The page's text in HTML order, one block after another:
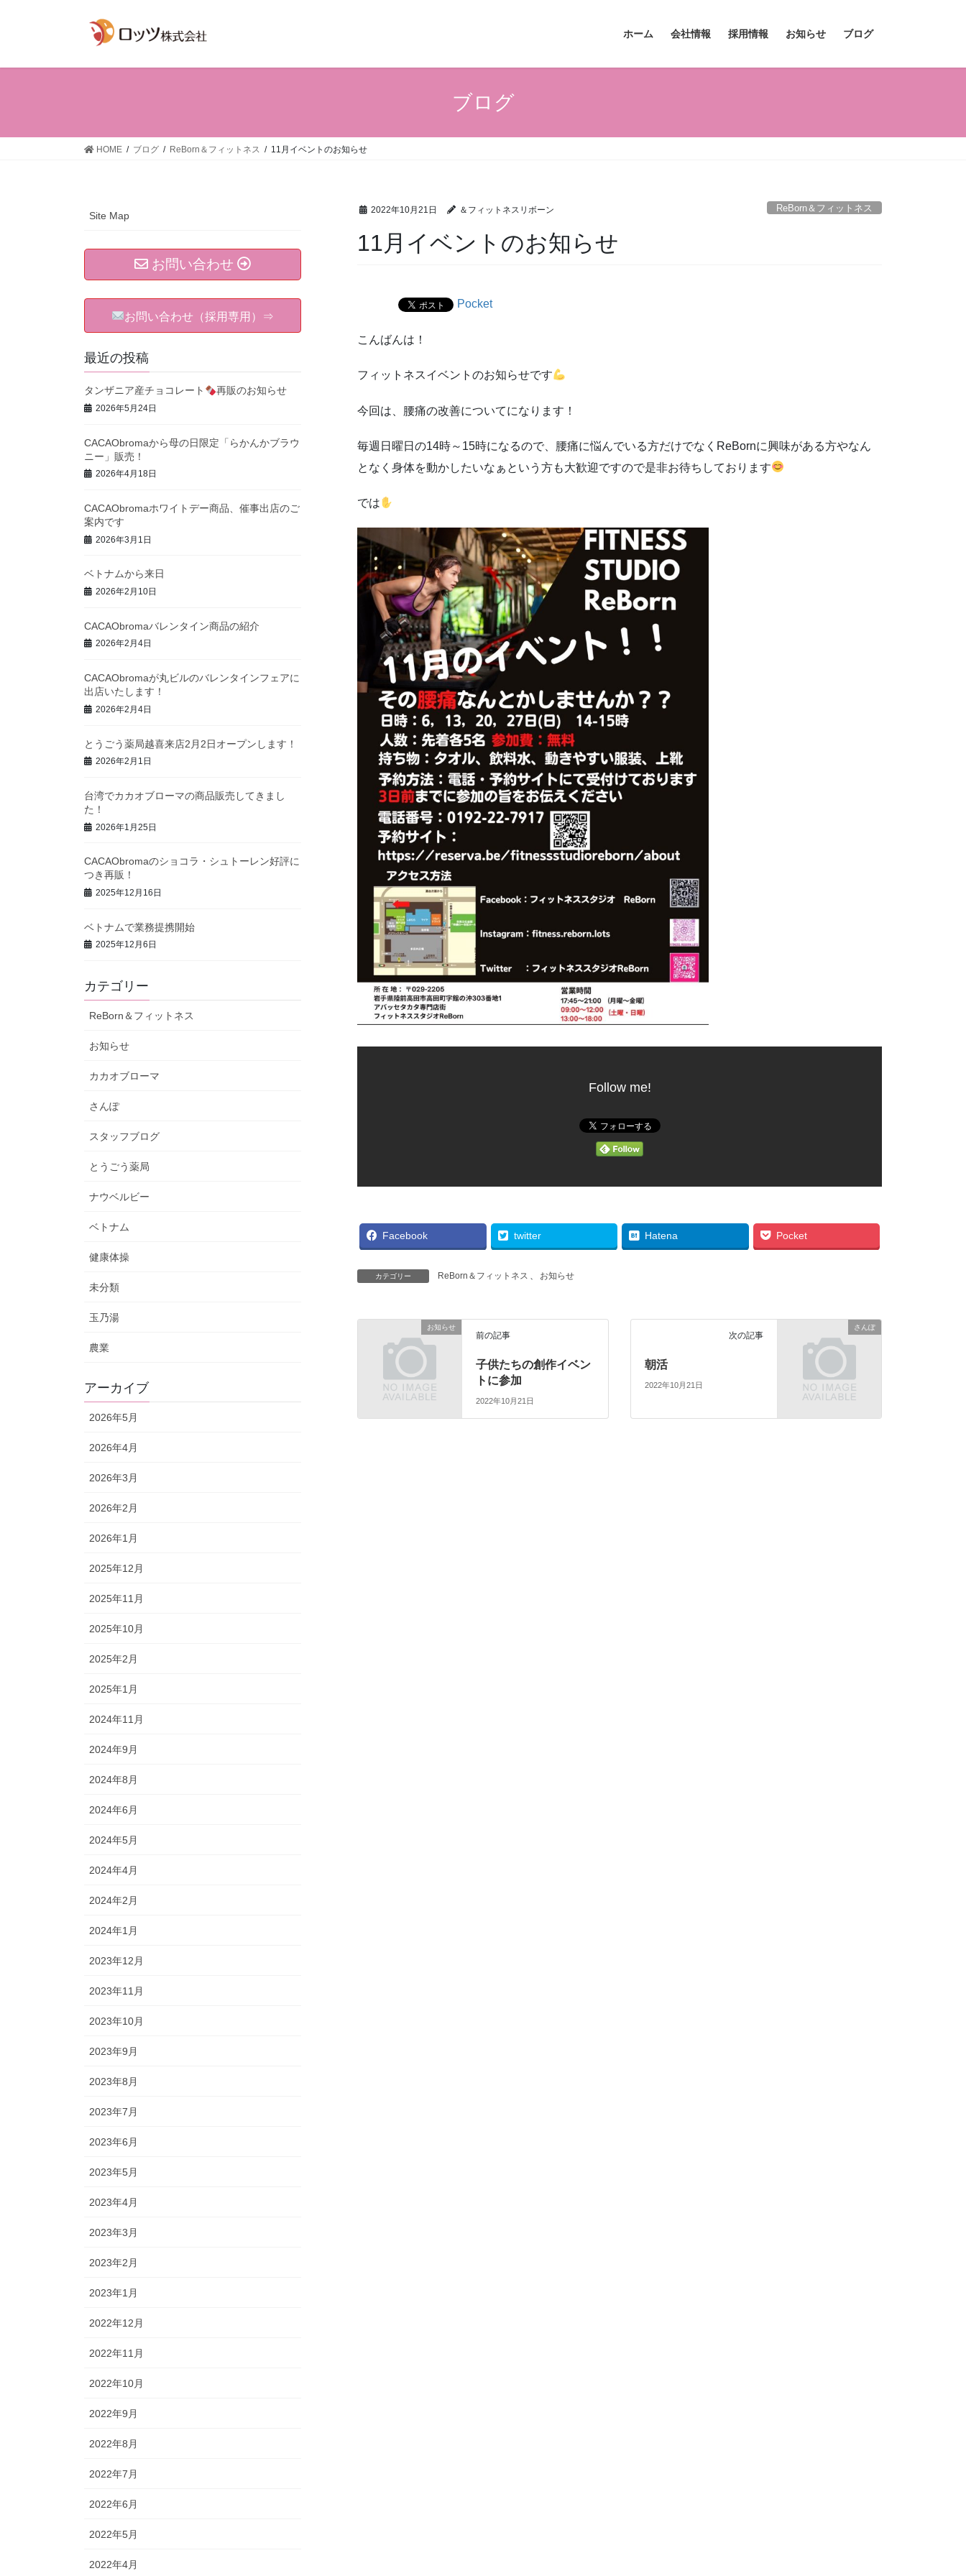
ホーム 会社情報 採用情報 お知らせ ブログ
ブログ
HOME ブログ ReBorn＆フィットネス 11月イベントのお知らせ
2022年10月21日 ＆フィットネスリボーン ReBorn＆フィットネス
11月イベントのお知らせ
Pocket
こんばんは！
フィットネスイベントのお知らせです
今回は、腰痛の改善についてになります！
毎週日曜日の14時～15時になるので、腰痛に悩んでいる方だけでなくReBornに興味がある方やなん
となく身体を動かしたいなぁという方も大歓迎ですので是非お待ちしております
では
Follow me!
Facebook twitter Hatena Pocket
カテゴリー ReBorn＆フィットネス お知らせ
お知らせ
前の記事
子供たちの創作イベン
トに参加
2022年10月21日
さんぽ
次の記事
朝活
2022年10月21日
Site Map
お問い合わせ
お問い合わせ（採用専用）⇒
最近の投稿
タンザニア産チョコレート 再販のお知らせ
2026年5月24日
CACAObromaから母の日限定「らかんかブラウ
ニー」販売！
2026年4月18日
CACAObromaホワイトデー商品、催事出店のご
案内です
2026年3月1日
ベトナムから来日
2026年2月10日
CACAObromaバレンタイン商品の紹介
2026年2月4日
CACAObromaが丸ビルのバレンタインフェアに
出店いたします！
2026年2月4日
とうごう薬局越喜来店2月2日オープンします！
2026年2月1日
台湾でカカオブローマの商品販売してきまし
た！
2026年1月25日
CACAObromaのショコラ・シュトーレン好評に
つき再販！
2025年12月16日
ベトナムで業務提携開始
2025年12月6日
カテゴリー
ReBorn＆フィットネス
お知らせ
カカオブローマ
さんぽ
スタッフブログ
とうごう薬局
ナウベルビー
ベトナム
健康体操
未分類
玉乃湯
農業
アーカイブ
2026年5月
2026年4月
2026年3月
2026年2月
2026年1月
2025年12月
2025年11月
2025年10月
2025年2月
2025年1月
2024年11月
2024年9月
2024年8月
2024年6月
2024年5月
2024年4月
2024年2月
2024年1月
2023年12月
2023年11月
2023年10月
2023年9月
2023年8月
2023年7月
2023年6月
2023年5月
2023年4月
2023年3月
2023年2月
2023年1月
2022年12月
2022年11月
2022年10月
2022年9月
2022年8月
2022年7月
2022年6月
2022年5月
2022年4月